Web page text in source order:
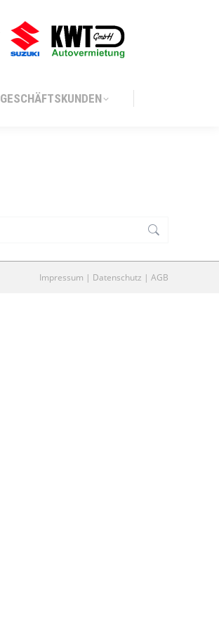
GESCHÄFTSKUNDEN
Impressum | Datenschutz | AGB
GESCHÄFTSKUNDEN